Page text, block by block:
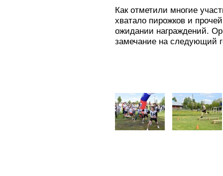
Как отметили многие
хватало пирожков и
ожидании награждений.
замечание на следующий